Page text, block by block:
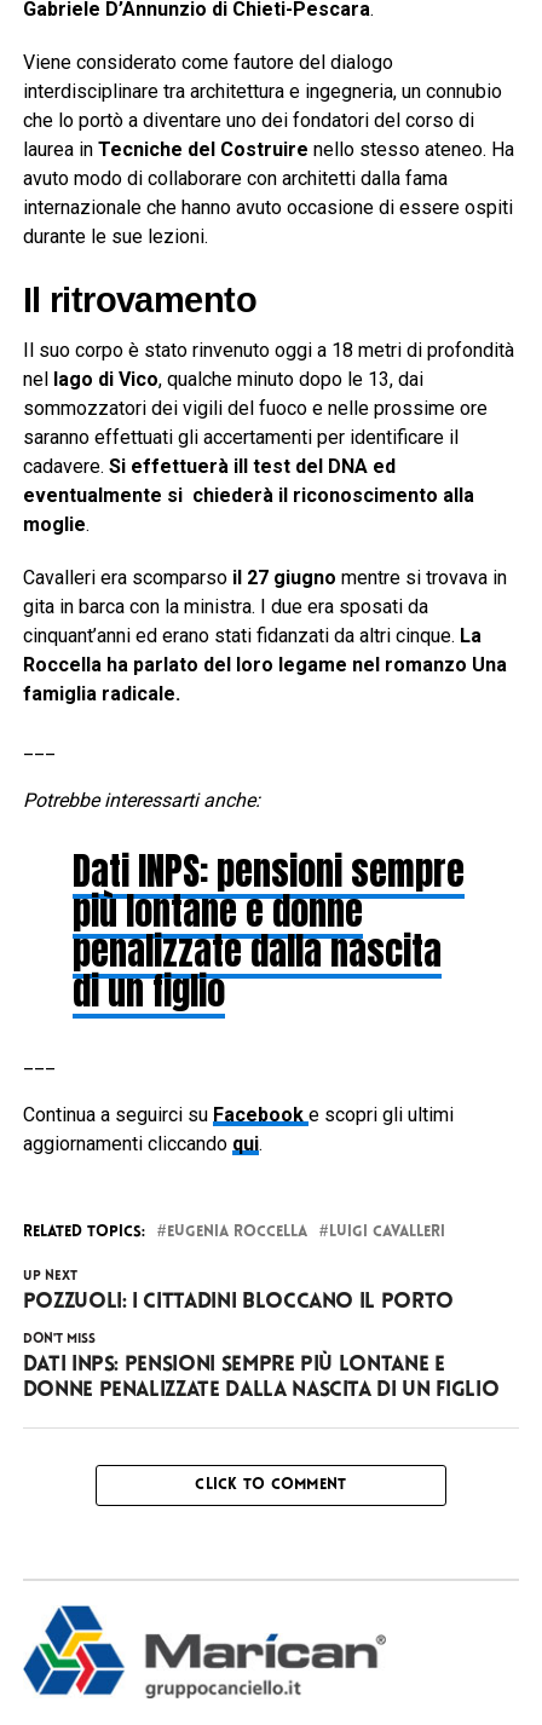
Gabriele D’Annunzio di Chieti-Pescara.
Viene considerato come fautore del dialogo
interdisciplinare tra architettura e ingegneria, un connubio
che lo portò a diventare uno dei fondatori del corso di
laurea in Tecniche del Costruire nello stesso ateneo. Ha
avuto modo di collaborare con architetti dalla fama
internazionale che hanno avuto occasione di essere ospiti
durante le sue lezioni.
Il ritrovamento
Il suo corpo è stato rinvenuto oggi a 18 metri di profondità
nel lago di Vico, qualche minuto dopo le 13, dai
sommozzatori dei vigili del fuoco e nelle prossime ore
saranno effettuati gli accertamenti per identificare il
cadavere. Si effettuerà ill test del DNA ed
eventualmente si chiederà il riconoscimento alla
moglie.
Cavalleri era scomparso il 27 giugno mentre si trovava in
gita in barca con la ministra. I due era sposati da
cinquant’anni ed erano stati fidanzati da altri cinque. La
Roccella ha parlato del loro legame nel romanzo Una
famiglia radicale.
Potrebbe interessarti anche:
Dati INPS: pensioni sempre
più lontane e donne
penalizzate dalla nascita
di un figlio
Continua a seguirci su Facebook e scopri gli ultimi
aggiornamenti cliccando qui.
RELATED TOPICS: EUGENIA ROCCELLA LUIGI CAVALLERI
UP NEXT
Pozzuoli: i cittadini bloccano il porto
DON'T MISS
Dati INPS: pensioni sempre più lontane e
donne penalizzate dalla nascita di un figlio
CLICK TO COMMENT